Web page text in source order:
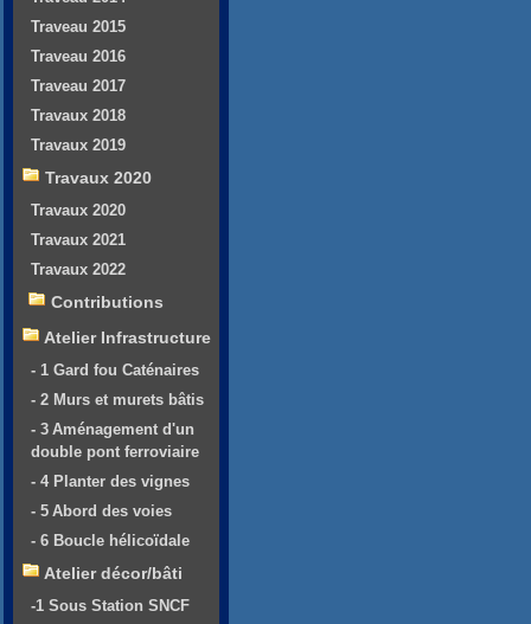
Traveau 2015
Traveau 2016
Traveau 2017
Travaux 2018
Travaux 2019
Travaux 2020
Travaux 2020
Travaux 2021
Travaux 2022
Contributions
Atelier Infrastructure
- 1 Gard fou Caténaires
- 2 Murs et murets bâtis
- 3 Aménagement d'un
double pont ferroviaire
- 4 Planter des vignes
- 5 Abord des voies
- 6 Boucle hélicoïdale
Atelier décor/bâti
-1 Sous Station SNCF